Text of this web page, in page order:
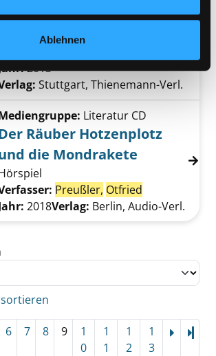
Ablehnen
Details von Das kleine Gespenst
kleine Gespenst
[Filmausgabe]
2013
Stuttgart, Thienemann-Verl.
Details von Der Räuber
Literatur CD
Räuber Hotzenplotz
die Mondrakete
Preußler, Otfried
2018Verlag: Berlin, Audio-Verl.
springen
6 7 8 9
1
0
1
1
1
2
1
3